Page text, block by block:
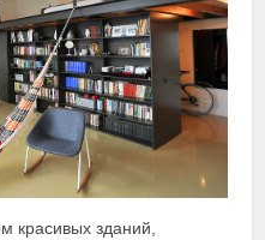
красивых зданий,